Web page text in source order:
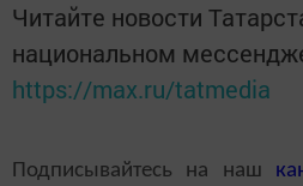
Читайте новости
национальном
https://max.ru/tatmedia
Подписывайтесь на наш